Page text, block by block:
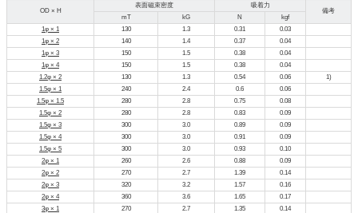
OD × H
表面磁束密度 吸着力
備考
mT
kG N
kgf
1φ × 1
130 1.3 0.31
0.03
1φ × 2
140 1.4 0.37
0.04
1φ × 3
150 1.5 0.38
0.04
1φ × 4
150 1.5 0.38
0.04
1.2φ × 2
130 1.3 0.54 0.06
1)
1.5φ × 1
240 2.4 0.6
0.06
1.5φ × 1.5
280 2.8 0.75
0.08
1.5φ × 2
280 2.8 0.83
0.09
1.5φ × 3
300 3.0 0.89
0.09
1.5φ × 4
300 3.0 0.91
0.09
1.5φ × 5
300 3.0 0.93
0.10
2φ × 1
260 2.6 0.88
0.09
2φ × 2
270 2.7 1.39
0.14
2φ × 3
320 3.2 1.57
0.16
2φ × 4
360 3.6 1.65
0.17
3φ × 1
270 2.7 1.35
0.14